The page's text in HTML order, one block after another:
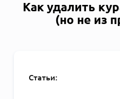
Как удалить
(но не из
Статьи: